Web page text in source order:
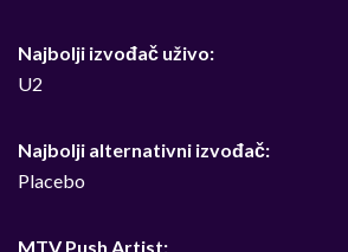
Najbolji izvođač uživo:
U2
Najbolji alternativni izvođač:
Placebo
MTV Push Artist: